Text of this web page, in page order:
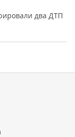
два ДТП